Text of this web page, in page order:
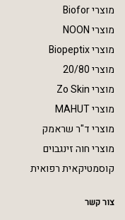
מוצרי Biofor
מוצרי NOON
מוצרי Biopeptix
מוצרי 20/80
מוצרי Zo Skin
מוצרי MAHUT
מוצרי ד"ר שראמק
מוצרי חוה זינגבוים
קוסמטיקאית רפואית
צור קשר